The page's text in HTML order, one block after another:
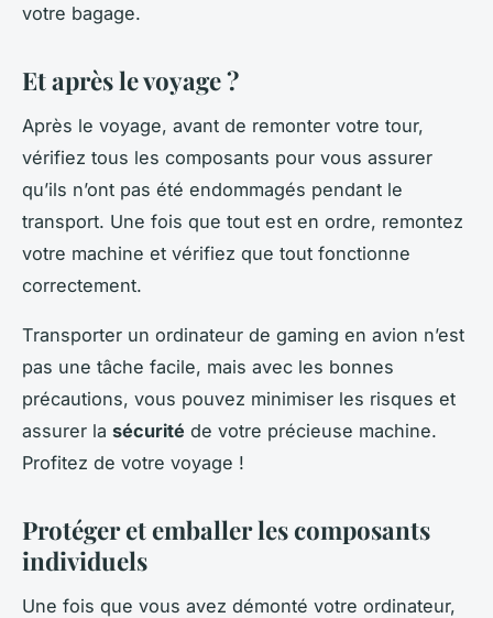
votre bagage.
Et après le voyage ?
Après le voyage, avant de remonter votre tour,
vérifiez tous les composants pour vous assurer
qu’ils n’ont pas été endommagés pendant le
transport. Une fois que tout est en ordre, remontez
votre machine et vérifiez que tout fonctionne
correctement.
Transporter un ordinateur de gaming en avion n’est
pas une tâche facile, mais avec les bonnes
précautions, vous pouvez minimiser les risques et
assurer la sécurité de votre précieuse machine.
Profitez de votre voyage !
Protéger et emballer les composants
individuels
Une fois que vous avez démonté votre ordinateur,